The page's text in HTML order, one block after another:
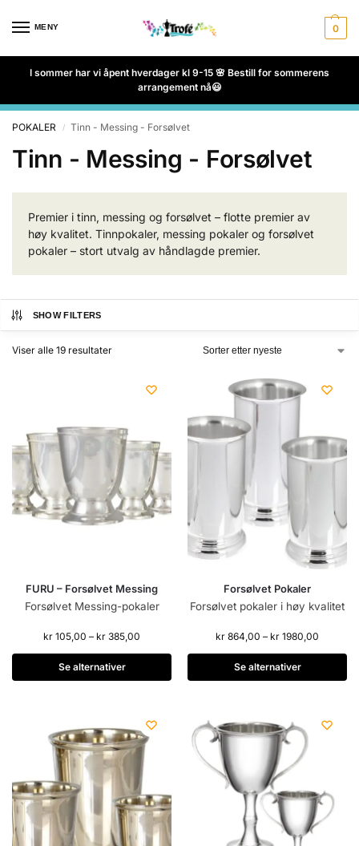
MENY 0
I sommer har vi åpent hverdager kl 9-15 🌸 Bestill for sommerens
arrangement nå😃
POKALER / Tinn - Messing - Forsølvet
Tinn - Messing - Forsølvet
Premier i tinn, messing og forsølvet – flotte premier av
høy kvalitet. Tinnpokaler, messing pokaler og forsølvet
pokaler – stort utvalg av håndlagde premier.
SHOW FILTERS
Viser alle 19 resultater
FURU – Forsølvet Messing
Forsølvet Messing-pokaler
kr 105,00 – kr 385,00
Se alternativer
Forsølvet Pokaler
Forsølvet pokaler i høy kvalitet
kr 864,00 – kr 1980,00
Se alternativer